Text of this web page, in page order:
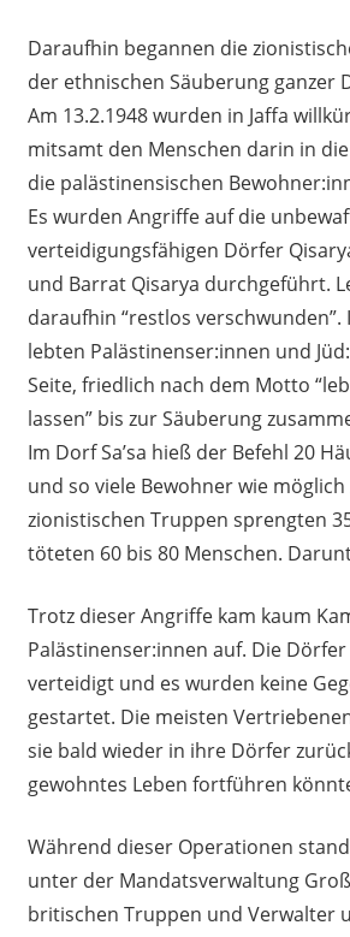
Daraufhin begannen die
der ethnischen Säuberung ganzer
Am 13.2.1948 wurden in Jaffa
mitsamt den Menschen darin in
die palästinensischen
Es wurden Angriffe auf die
verteidigungsfähigen Dörfer
und Barrat Qisarya durchgeführt.
daraufhin “restlos
lebten Palästinenser:innen und
Seite, friedlich nach dem Motto
lassen” bis zur Säuberung
Im Dorf Sa’sa hieß der Befehl 20
und so viele Bewohner wie
zionistischen Truppen sprengten
töteten 60 bis 80 Menschen.
Trotz dieser Angriffe kam kaum
Palästinenser:innen auf. Die
verteidigt und es wurden keine
gestartet. Die meisten
sie bald wieder in ihre Dörfer
gewohntes Leben fortführen
Während dieser Operationen
unter der Mandatsverwaltung
britischen Truppen und Verwalter